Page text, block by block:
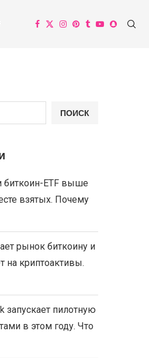
ПОИСК
биткоин-ETF выше
взятых. Почему
рынок биткоину и
на криптоактивы.
запускает пилотную
в этом году. Что